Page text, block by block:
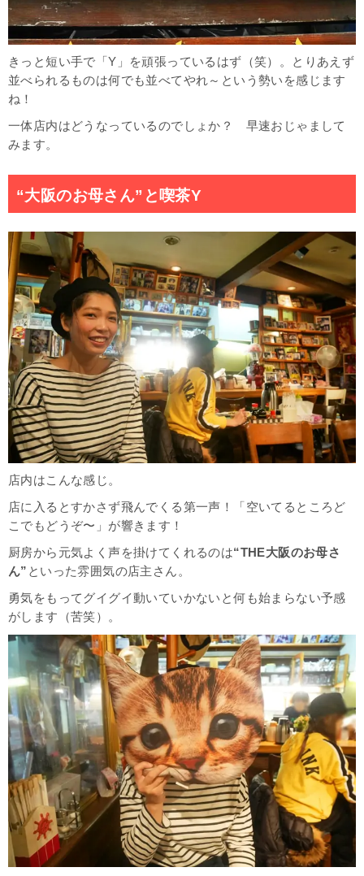
きっと短い手で「Y」を頑張っているはず（笑）。とりあえず
並べられるものは何でも並べてやれ～という勢いを感じます
ね！
一体店内はどうなっているのでしょか？ 早速おじゃまして
みます。
“大阪のお母さん”と喫茶Y
店内はこんな感じ。
店に入るとすかさず飛んでくる第一声！「空いてるところど
こでもどうぞ〜」が響きます！
厨房から元気よく声を掛けてくれるのは“THE大阪のお母さ
ん” といった雰囲気の店主さん。
勇気をもってグイグイ動いていかないと何も始まらない予感
がします（苦笑）。